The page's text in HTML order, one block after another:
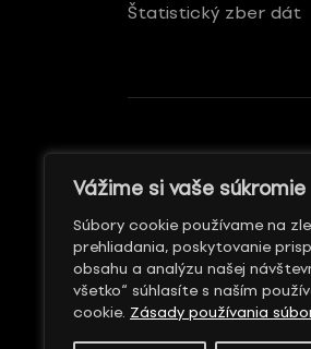
Vážime si vaše súkromie
Súbory cookie používame na
prehliadania, poskytovanie
obsahu a analýzu našej
všetko“ súhlasíte s naším
cookie. Zásady používania
Štatistický zber dát
GENERÁLNY REKLAMNÝ